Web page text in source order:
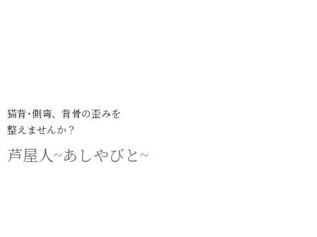
猫背･側弯、背骨の歪みを
整えませんか？
芦屋人~あしやびと~